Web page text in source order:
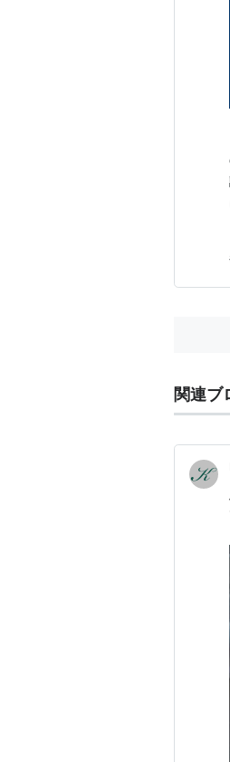
関連ブ